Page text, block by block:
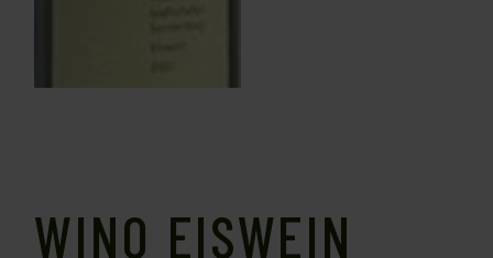
WINO EISWEIN